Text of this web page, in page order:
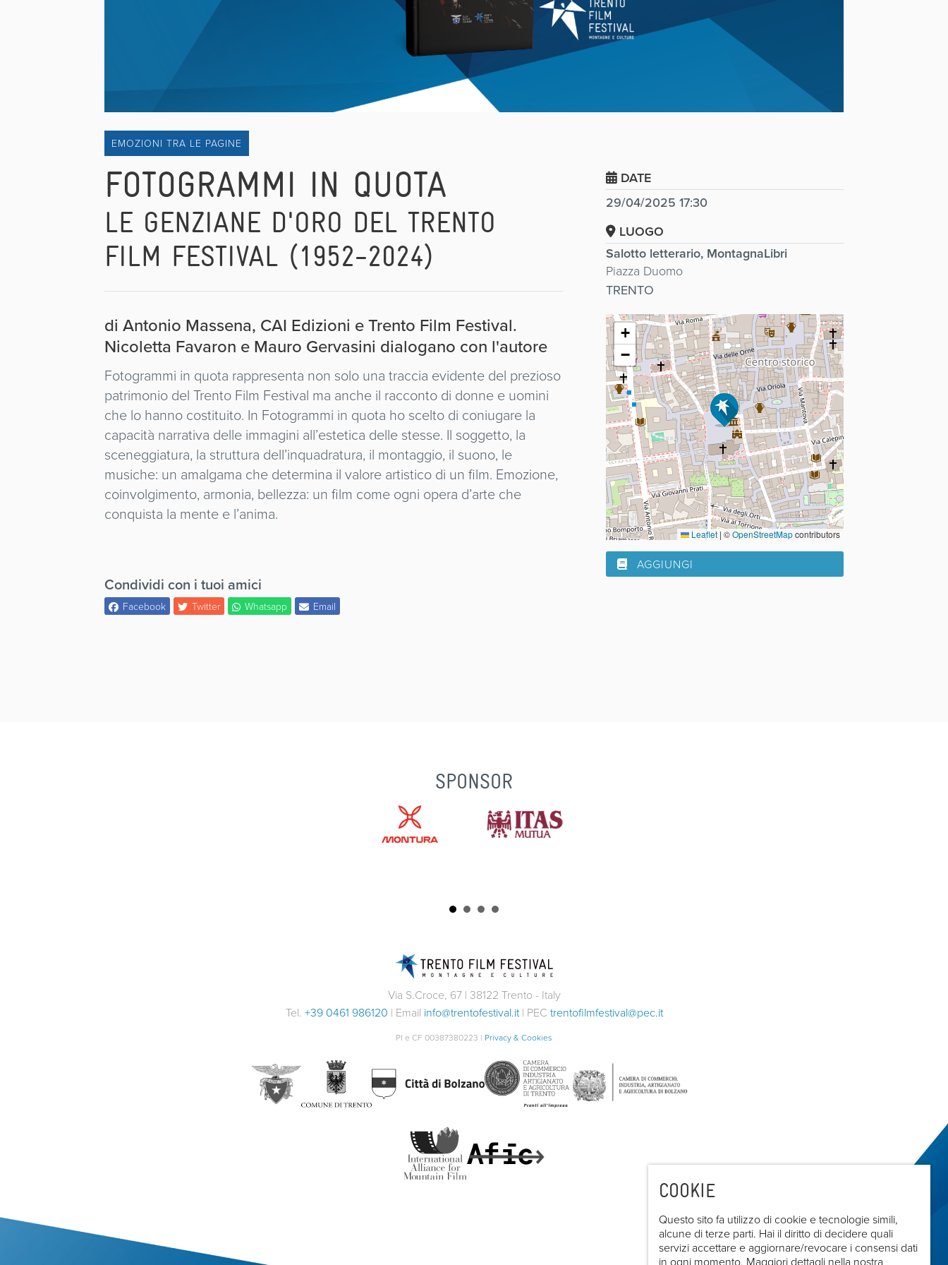
COOKIE
Questo sito fa utilizzo di cookie e tecnologie simili,
alcune di terze parti. Hai il diritto di decidere quali
servizi accettare e aggiornare/revocare i consensi dati
in ogni momento. Maggiori dettagli nella nostra
EMOZIONI TRA LE PAGINE
FOTOGRAMMI IN QUOTA
LE GENZIANE D'ORO DEL TRENTO
FILM FESTIVAL (1952-2024)
di Antonio Massena, CAI Edizioni e Trento Film Festival.
Nicoletta Favaron e Mauro Gervasini dialogano con l'autore
Fotogrammi in quota rappresenta non solo una traccia evidente del prezioso
patrimonio del Trento Film Festival ma anche il racconto di donne e uomini
che lo hanno costituito. In Fotogrammi in quota ho scelto di coniugare la
capacità narrativa delle immagini all’estetica delle stesse. Il soggetto, la
sceneggiatura, la struttura dell’inquadratura, il montaggio, il suono, le
musiche: un amalgama che determina il valore artistico di un film. Emozione,
coinvolgimento, armonia, bellezza: un film come ogni opera d’arte che
conquista la mente e l’anima.
Condividi con i tuoi amici
Facebook Twitter Whatsapp Email
DATE
29/04/2025 17:30
LUOGO
Salotto letterario, MontagnaLibri
Piazza Duomo
TRENTO
+
−
Leaflet | ©OpenStreetMapcontributors
AGGIUNGI
SPONSOR
Via S.Croce, 67 | 38122 Trento - Italy
Tel. +39 0461 986120 | Email info@trentofestival.it| PEC trentofilmfestival@pec.it
PI e CF 00387380223 | Privacy & Cookies